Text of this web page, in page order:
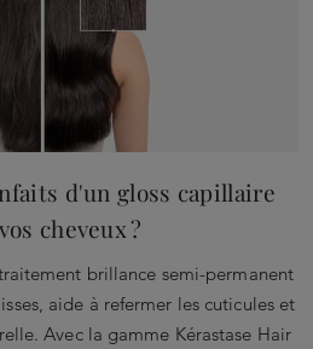
d'un gloss capillaire
cheveux ?
brillance semi-permanent
aide à refermer les cuticules et
Avec la gamme Kérastase Hair